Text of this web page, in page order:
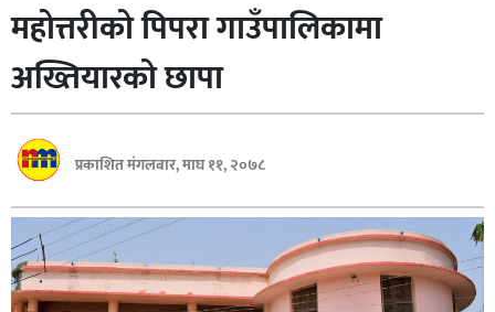
मधेश
प्रदेश
लुम्बिनी
गण्डकी
बागमती
कर्णाली
सुदूरपश्चिम
महोत्तरीको पिपरा गाउँपालिकामा
अख्तियारको छापा
प्रकाशित मंगलबार, माघ ११, २०७८